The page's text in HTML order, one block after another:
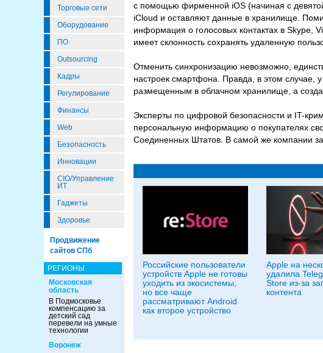
Торговые сети
Оборудование
ПО
Outsourcing
Кадры
Регулирование
Финансы
Web
Безопасность
Инновации
CIO/Управление
ИТ
Гаджеты
Здоровье
Продвижение
сайтов СПб
РЕГИОНЫ
Московская
область
В Подмосковье
компенсацию за
детский сад
перевели на умные
технологии
Воронеж
с помощью фирменной iOS (начиная с
iCloud и оставляют данные в хранилище.
информация о голосовых контактах в Skype,
имеет склонность сохранять удаленную
Отменить синхронизацию невозможно,
настроек смартфона. Правда, в этом случае,
размещенным в облачном хранилище, а
Эксперты по цифровой безопасности и IT-
персональную информацию о покупателях
Соединенных Штатов. В самой же компании
Российские пользователи
устройств Apple не готовы
уходить из экосистемы,
но все чаще
рассматривают Android
как второе устройство
Apple на
удалила
Store из-за
контента